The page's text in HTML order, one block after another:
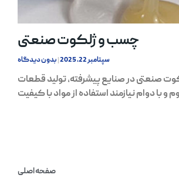
چسب و ژلکوت صنعتی
سپتامبر 22, 2025 بدون دیدگاه
صنعتی در صنایع پیشرفته، تولید قطعات
و با دوام نیازمند استفاده از مواد با کیفیت
صفحه اصلی